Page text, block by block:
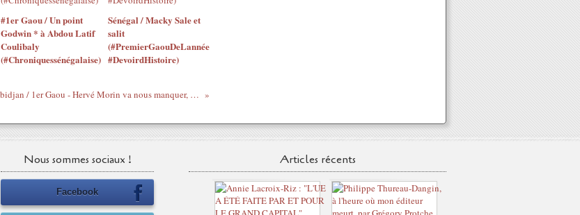
#1er Gaou / Un point
Godwin * à Abdou Latif
Coulibaly
(#Chroniquessénégalaise)
Sénégal / Macky Sale et
salit
(#PremierGaouDeLannée
#DevoirdHistoire)
#Ya5ansàAbidjan / 1er Gaou - Hervé Morin va nous manquer, surtout à propos de la Côte d'Ivoire
Nous sommes sociaux !
Facebook
Articles récents